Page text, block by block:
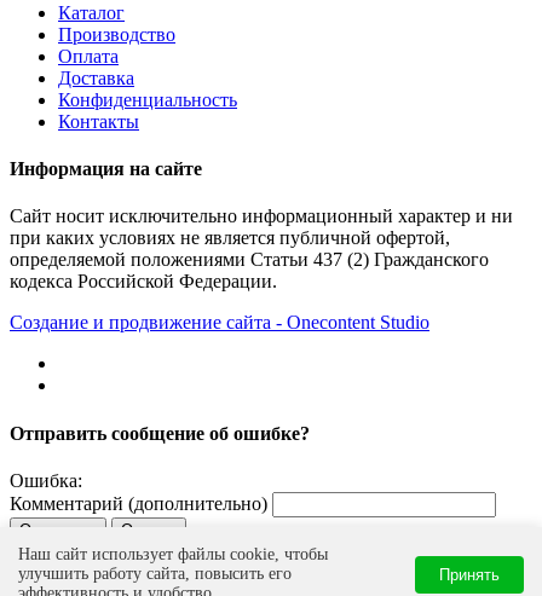
Каталог
Производство
Оплата
Доставка
Конфиденциальность
Контакты
Информация на сайте
Сайт носит исключительно информационный характер и ни
при каких условиях не является публичной офертой,
определяемой положениями Статьи 437 (2) Гражданского
кодекса Российской Федерации.
Создание и продвижение сайта - Onecontent Studio
Наш сайт использует файлы cookie, чтобы
улучшить работу сайта, повысить его
Принять
Отправить сообщение об ошибке?
Ошибка:
Комментарий (дополнительно)
Отправить
Отмена
Сообщить об ошибке
Нашли ошибку?
Выделите опечатку и нажмитеCtrl
, чтобы отправить